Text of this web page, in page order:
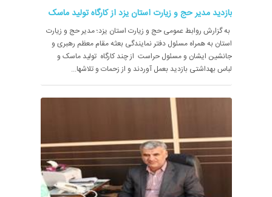
بازدید مدیر حج و زیارت استان یزد از کارگاه تولید ماسک
به گزارش روابط عمومی حج و زیارت استان یزد؛ مدیر حج و زیارت
استان به همراه مسئول دفتر نمایندگی بعثه مقام معظم رهبری و
جانشین ایشان و مسئول حراست از چند کارگاه تولید ماسک و
لباس بهداشتی بازدید بعمل آوردند و از زحمات و تلاشها...